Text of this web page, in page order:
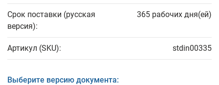
Срок поставки (русская
версия):
365 рабочих дня(ей)
Артикул (SKU): stdin00335
Выберите версию документа: